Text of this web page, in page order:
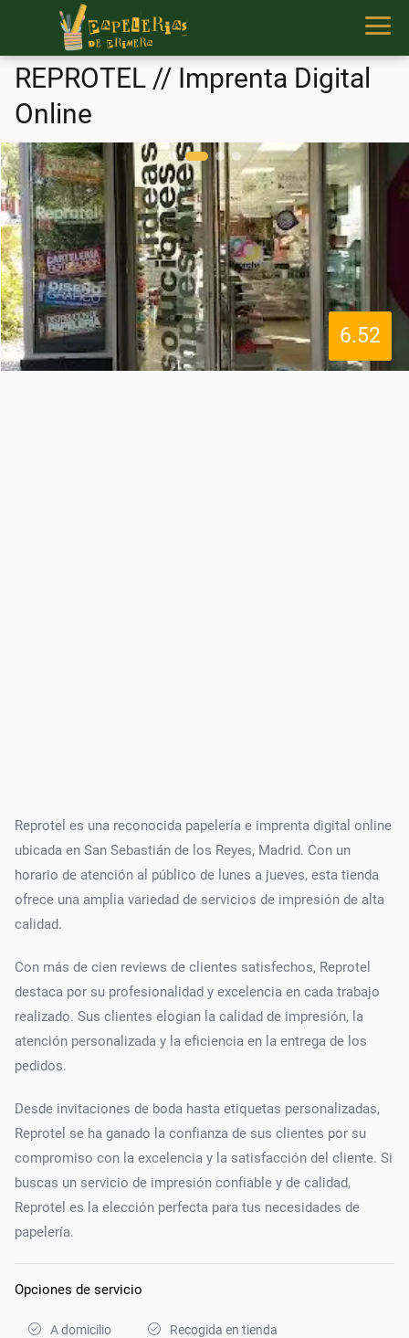
REPROTEL // Imprenta Digital
Online
6.52
Reprotel es una reconocida papelería e imprenta digital online
ubicada en San Sebastián de los Reyes, Madrid. Con un
horario de atención al público de lunes a jueves, esta tienda
ofrece una amplia variedad de servicios de impresión de alta
calidad.
Con más de cien reviews de clientes satisfechos, Reprotel
destaca por su profesionalidad y excelencia en cada trabajo
realizado. Sus clientes elogian la calidad de impresión, la
atención personalizada y la eficiencia en la entrega de los
pedidos.
Desde invitaciones de boda hasta etiquetas personalizadas,
Reprotel se ha ganado la confianza de sus clientes por su
compromiso con la excelencia y la satisfacción del cliente. Si
buscas un servicio de impresión confiable y de calidad,
Reprotel es la elección perfecta para tus necesidades de
papelería.
Opciones de servicio
A domicilio
Recogida en tienda